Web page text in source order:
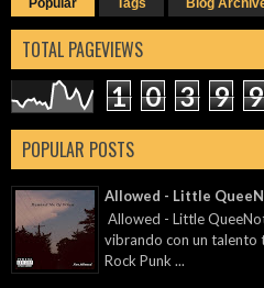
TOTAL PAGEVIEWS
1 0 3 9 9
POPULAR POSTS
Allowed - Little
Allowed - Little
vibrando con un talento
Rock Punk ...